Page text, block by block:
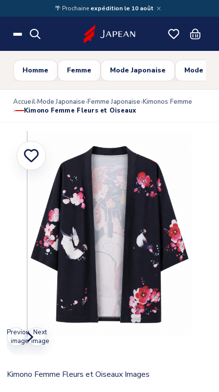
Skip to main content🌴 Prochaine expédition le 10 août ×
Homme Femme Mode Japonaise Mode
Accueil Mode Japonaise Femme Japonaise Kimonos Femme
Kimono Femme Fleurs et Oiseaux
Previous
image
Next
image
Kimono Femme Fleurs et Oiseaux Images